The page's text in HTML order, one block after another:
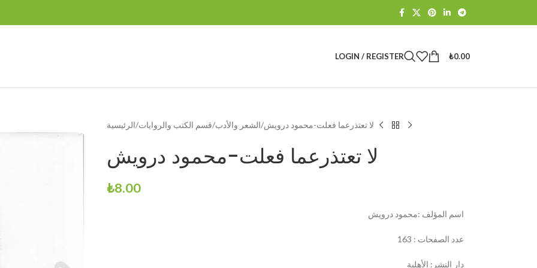
LOGIN / REGISTER ₺0.00
الرئيسية قسم الكتب والروايات الشعر والأدب لا تعتذرعما فعلت-محمود درويش
لا تعتذرعما فعلت-محمود درويش
₺8.00
اسم المؤلف :محمود درويش
عدد الصفحات : 163
دار النشر: الأهلية